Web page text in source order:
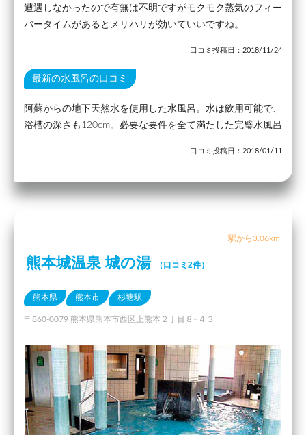
遭遇しなかったので有無は不明ですがモクモク蒸気のフィー
バータイムがあるとメリハリが効いていいですね。
口コミ投稿日：2018/11/24
最新の水風呂の口コミ
阿蘇からの地下天然水を使用した水風呂。水は飲用可能で、
浴槽の深さも120cm。必要な要件を全て満たした完璧水風呂
口コミ投稿日：2018/01/11
駅から3.06km
熊本城温泉 城の湯 （口コミ2件）
熊本県 熊本市 杉塘駅
〒860-0079 熊本県熊本市西区上熊本２丁目８−４３